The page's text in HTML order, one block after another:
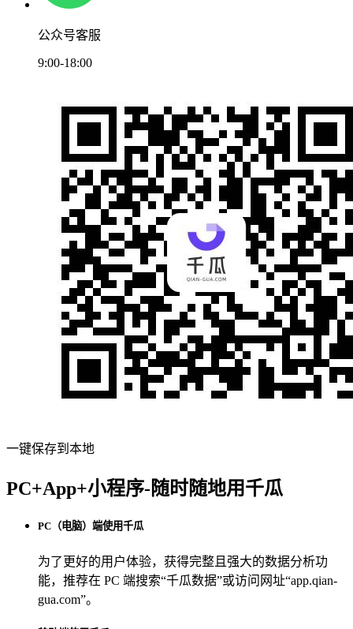
公众号客服
9:00-18:00
一键保存到本地
PC+App+小程序-随时随地用千瓜
PC（电脑）端使用千瓜
为了更好的用户体验，获得完整且强大的数据分析功
能，推荐在 PC 端搜索“千瓜数据”或访问网址“app.qian-
gua.com”。